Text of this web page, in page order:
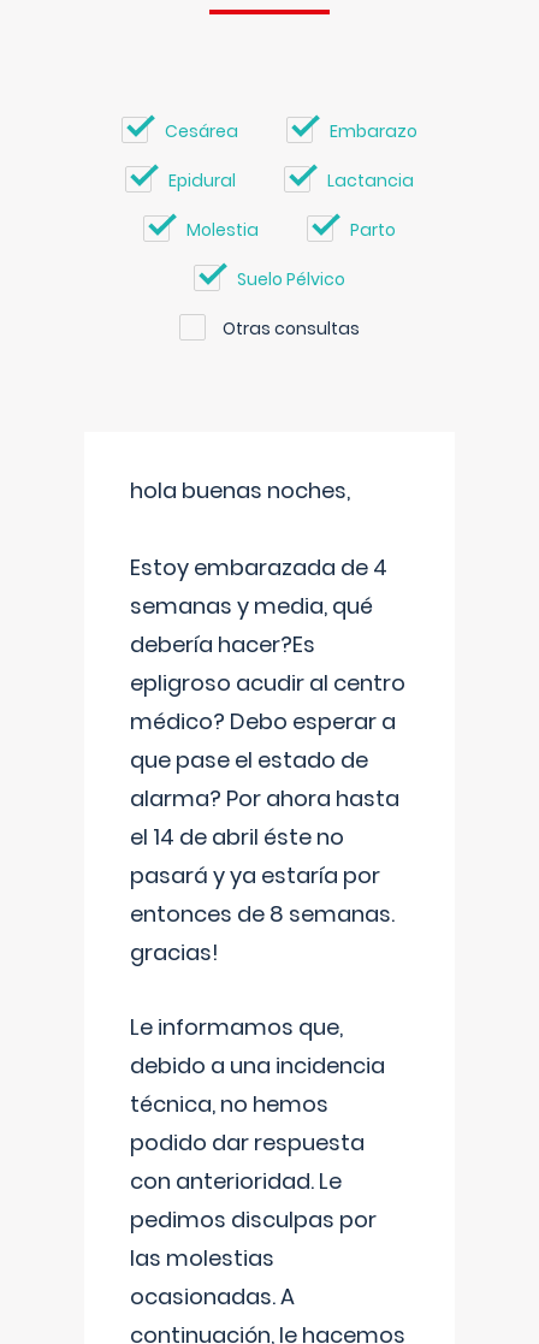
Cesárea Embarazo
Epidural Lactancia
Molestia Parto
Suelo Pélvico
Otras consultas
hola buenas noches,
Estoy embarazada de 4
semanas y media, qué
debería hacer?Es
epligroso acudir al centro
médico? Debo esperar a
que pase el estado de
alarma? Por ahora hasta
el 14 de abril éste no
pasará y ya estaría por
entonces de 8 semanas.
gracias!
Le informamos que,
debido a una incidencia
técnica, no hemos
podido dar respuesta
con anterioridad. Le
pedimos disculpas por
las molestias
ocasionadas. A
continuación, le hacemos